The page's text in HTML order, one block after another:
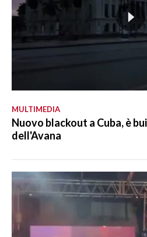
MULTIMEDIA
Nuovo blackout a Cuba, è
dell'Avana